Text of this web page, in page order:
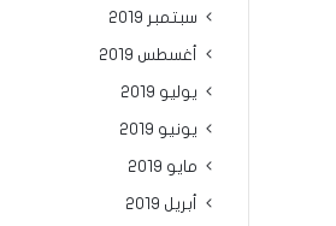
سبتمبر 2019
أغسطس 2019
يوليو 2019
يونيو 2019
مايو 2019
أبريل 2019